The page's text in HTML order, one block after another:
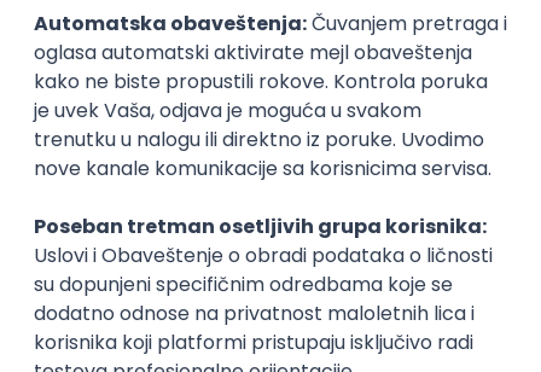
Istaknuti poslodavci
Okupljamo IT zajednicu, podižemo
transparentnost domaćeg IT tržišta rada i
efikasno spajamo kandidate i poslodavce.